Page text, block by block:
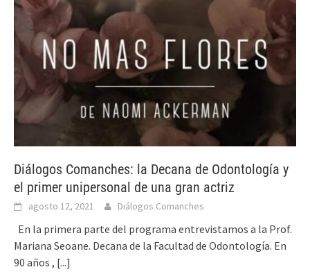
Diálogos Comanches: la Decana de Odontología y
el primer unipersonal de una gran actriz
agosto 12, 2021 Diálogos Comanches
En la primera parte del programa entrevistamos a la Prof.
Mariana Seoane. Decana de la Facultad de Odontología. En
90 años , [...]